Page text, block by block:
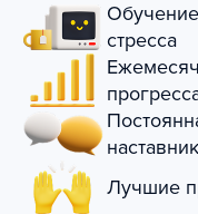
стресса
Лучшие